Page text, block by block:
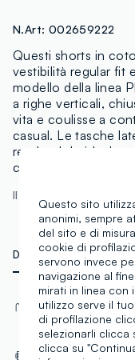
N.Art: 002659222
Questi shorts in
vestibilità regular fit
modello della linea
a righe verticali,
vita e coulisse a
casual. Le tasche
rendendolo ideale
curati ma rilassati.
Il modello è alto 189
DETTAGLI TECNICI
Materiale
Cotone
Tasca posteriore
Questo sito
anonimi, sempre
del sito e di
cookie di
servono invece
navigazione al
mirati in linea con
utilizzo serve il
di profilazione
selezionarli clicca
clicca su